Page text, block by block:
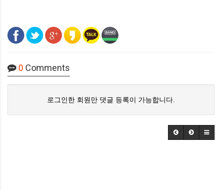
0 Comments
로그인한 회원만 댓글 등록이 가능합니다.